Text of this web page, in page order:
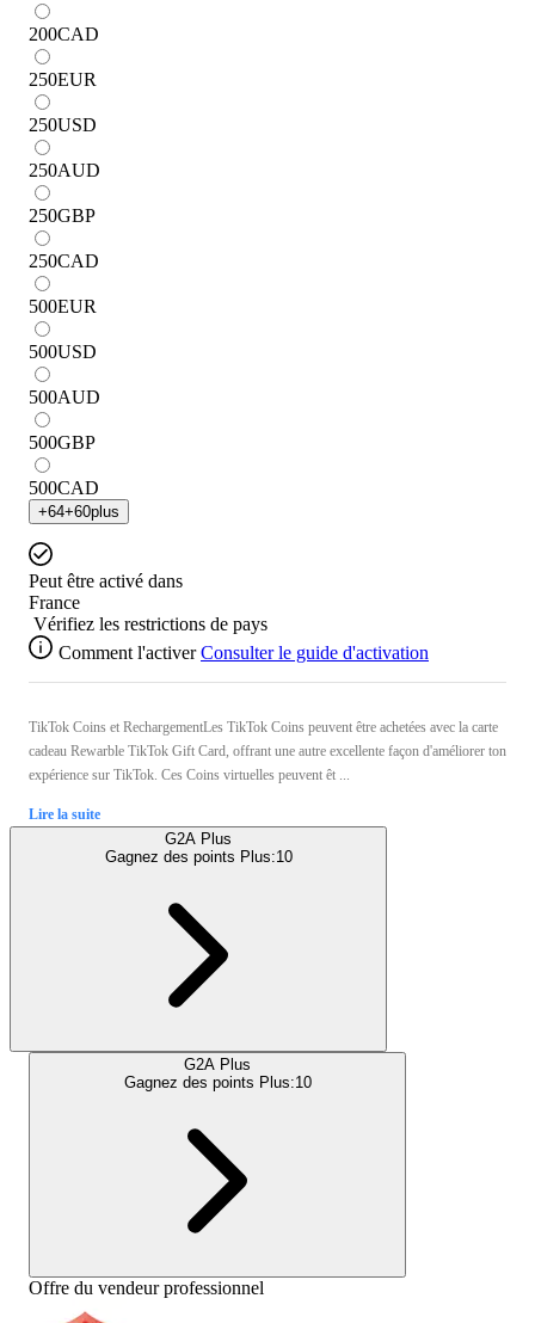
200CAD
250EUR
250USD
250AUD
250GBP
250CAD
500EUR
500USD
500AUD
500GBP
500CAD
+64+60plus
Peut être activé dans
France
Vérifiez les restrictions de pays
Comment l'activer Consulter le guide d'activation
TikTok Coins et RechargementLes TikTok Coins peuvent être achetées avec la carte
cadeau Rewarble TikTok Gift Card, offrant une autre excellente façon d'améliorer ton
expérience sur TikTok. Ces Coins virtuelles peuvent êt ...
Lire la suite
G2A Plus
Gagnez des points Plus:10
G2A Plus
Gagnez des points Plus:10
Offre du vendeur professionnel